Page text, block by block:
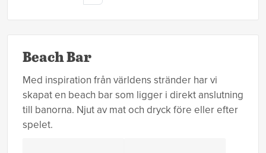
Beach Bar
Med inspiration från världens stränder har vi
skapat en beach bar som ligger i direkt anslutning
till banorna. Njut av mat och dryck före eller efter
spelet.